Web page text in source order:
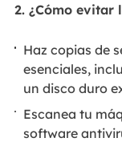
2. ¿Cómo evitar
Haz copias de
esenciales,
un disco duro
Escanea tu
software